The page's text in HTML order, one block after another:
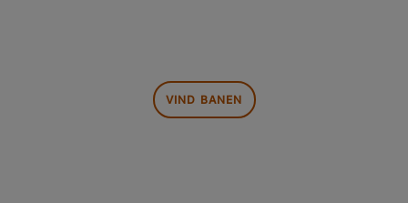
VIND BANEN